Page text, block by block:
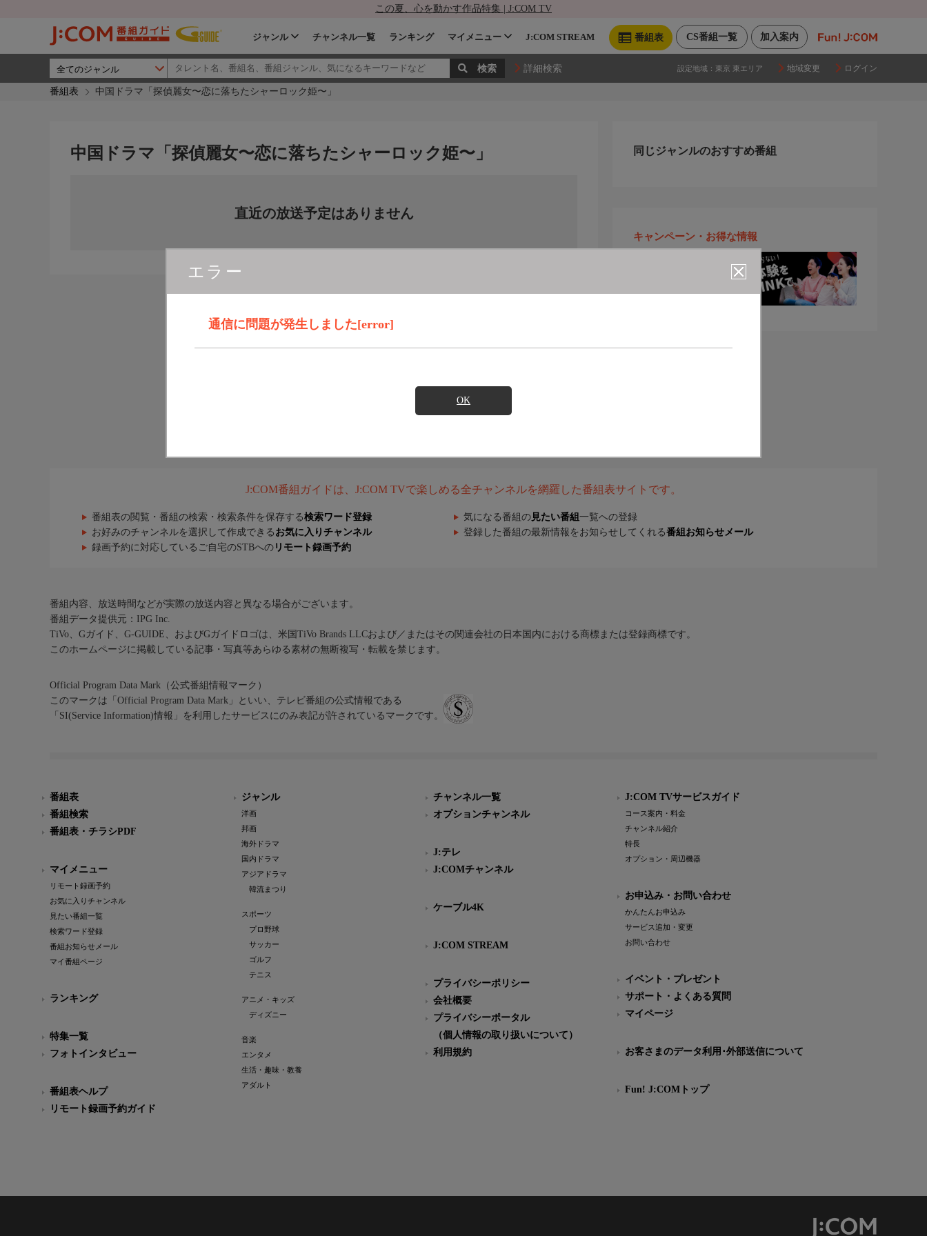
この夏、心を動かす作品特集 | J:COM TV
加入案内
CS番組一覧
番組表
ジャンル チャンネル一覧 ランキング マイメニュー J:COM STREAM
詳細検索 設定地域： 東京 東エリア 地域変更 ログイン
番組表 中国ドラマ「探偵麗女〜恋に落ちたシャーロック姫〜」
エラー
通信に問題が発生しました[error]
OK
中国ドラマ「探偵麗女〜恋に落ちたシャーロック姫〜」
直近の放送予定はありません
同じジャンルのおすすめ番組
キャンペーン・お得な情報
J:COM番組ガイドは、J:COM TVで楽しめる全チャンネルを網羅した番組表サイトです。
番組表の閲覧・番組の検索・検索条件を保存する検索ワード登録 気になる番組の 見たい番組 一覧への登録
お好みのチャンネルを選択して作成できる お気に入りチャンネル 登録した番組の最新情報をお知らせしてくれる番組お知らせメール
録画予約に対応しているご自宅のSTBへの リモート録画予約
番組内容、放送時間などが実際の放送内容と異なる場合がございます。
番組データ提供元：IPG Inc.
TiVo、Gガイド、G-GUIDE、およびGガイドロゴは、米国TiVo Brands LLCおよび／またはその関連会社の日本国内における商標または登録商標です。
このホームページに掲載している記事・写真等あらゆる素材の無断複写・転載を禁じます。
Official Program Data Mark（公式番組情報マーク）
このマークは「Official Program Data Mark」といい、テレビ番組の公式情報である
「SI(Service Information)情報」を利用したサービスにのみ表記が許されているマークです。
番組表
番組検索
番組表・チラシPDF
マイメニュー
リモート録画予約
お気に入りチャンネル
見たい番組一覧
検索ワード登録
番組お知らせメール
マイ番組ページ
ランキング
特集一覧
フォトインタビュー
番組表ヘルプ
リモート録画予約ガイド
ジャンル
洋画
邦画
海外ドラマ
国内ドラマ
アジアドラマ
韓流まつり
スポーツ
プロ野球
サッカー
ゴルフ
テニス
アニメ・キッズ
ディズニー
音楽
エンタメ
生活・趣味・教養
アダルト
チャンネル一覧
オプションチャンネル
J:テレ
J:COMチャンネル
ケーブル4K
J:COM STREAM
プライバシーポリシー
会社概要
プライバシーポータル
（個人情報の取り扱いについて）
利用規約
J:COM TVサービスガイド
コース案内・料金
チャンネル紹介
特長
オプション・周辺機器
お申込み・お問い合わせ
かんたんお申込み
サービス追加・変更
お問い合わせ
イベント・プレゼント
サポート・よくある質問
マイページ
お客さまのデータ利用･外部送信について
Fun! J:COMトップ